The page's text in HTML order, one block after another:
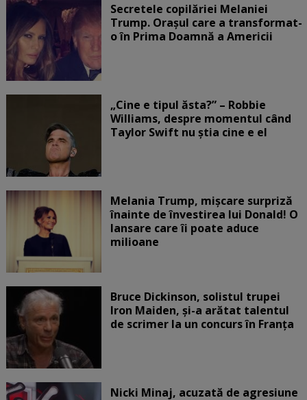
Secretele copilăriei Melaniei
Trump. Orașul care a transformat-
o în Prima Doamnă a Americii
„Cine e tipul ăsta?” – Robbie
Williams, despre momentul când
Taylor Swift nu știa cine e el
Melania Trump, mișcare surpriză
înainte de învestirea lui Donald! O
lansare care îi poate aduce
milioane
Bruce Dickinson, solistul trupei
Iron Maiden, şi-a arătat talentul
de scrimer la un concurs în Franţa
Nicki Minaj, acuzată de agresiune